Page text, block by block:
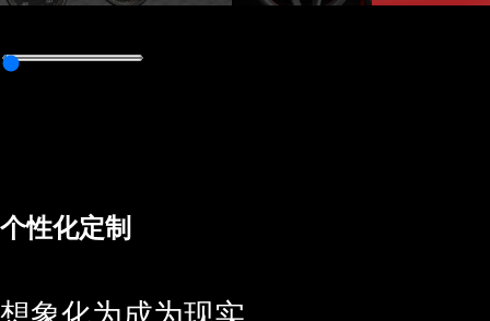
个性化定制